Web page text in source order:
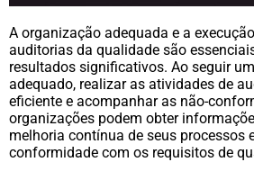
A organização adequada e a
auditorias da qualidade são
resultados significativos. Ao seguir
adequado, realizar as atividades de
eficiente e acompanhar as não-
organizações podem obter
melhoria contínua de seus processos
conformidade com os requisitos de